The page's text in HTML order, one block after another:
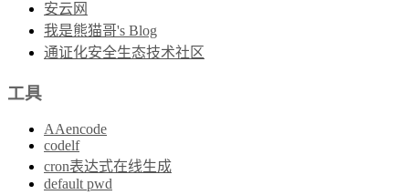
安云网
我是熊猫哥's Blog
通证化安全生态技术社区
工具
AAencode
codelf
cron表达式在线生成
default pwd